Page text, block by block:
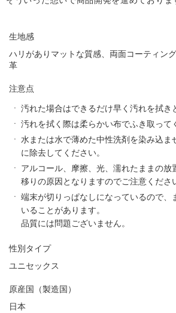
生地感
ハリがありマットな質感、両面コーティン
革
注意点
汚れた場合はできるだけ早く汚れを拭き
汚れを拭く際は柔らかい布でふき取って
水または水で薄めた中性洗剤を染み込ま
に除去してください。
アルコール、摩擦、光、濡れたままの
移りの原因となりますのでご注意くださ
端末が切りっぱなしになっているので、
いることがあります。
品質には問題ございません。
性別タイプ
ユニセックス
原産国（製造国）
日本